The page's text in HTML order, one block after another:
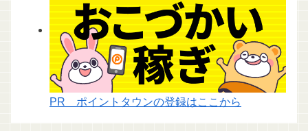
PR ポイントタウンの登録はここから